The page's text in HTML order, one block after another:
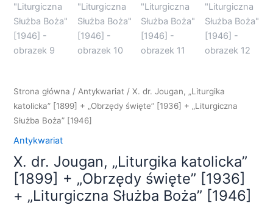
Strona główna /Antykwariat / X. dr. Jougan, „Liturgika
katolicka” [1899] + „Obrzędy święte” [1936] + „Liturgiczna
Służba Boża” [1946]
Antykwariat
X. dr. Jougan, „Liturgika katolicka”
[1899] + „Obrzędy święte” [1936]
+ „Liturgiczna Służba Boża” [1946]